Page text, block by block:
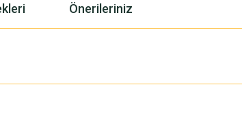
Önerileriniz